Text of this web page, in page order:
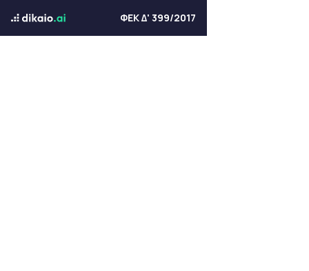
ΦΕΚ Δ' 399/2017